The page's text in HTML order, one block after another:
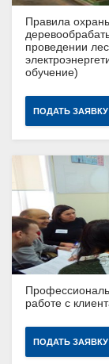
Правила
проведении
обучение)
ПОДАТЬ ЗАЯВКУ
работе с
ПОДАТЬ ЗАЯВКУ